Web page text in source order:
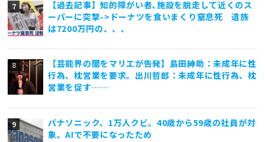
【過去記事】知的障がい者､施設を脱走して近くのス
ーパーに突撃->ドーナツを食いまくり窒息死 遺族
は7200万円の、、、
【芸能界の闇をマリエが告発】島田紳助：未成年に性
行為、枕営業を要求。出川哲郎：未成年に性行為、枕
営業を促す……
パナソニック、1万人クビ。40歳から59歳の社員が対
象。AIで不要になったため